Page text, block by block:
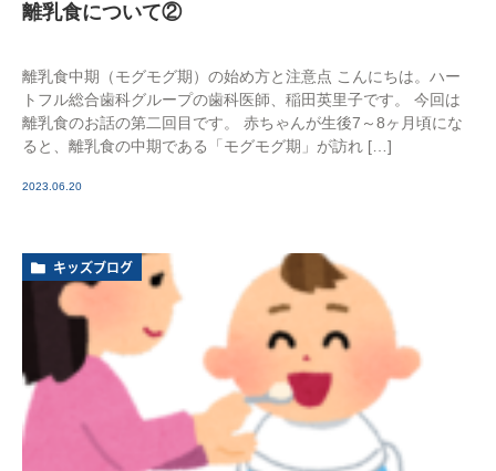
離乳食について②
離乳食中期（モグモグ期）の始め方と注意点 こんにちは。ハー
トフル総合歯科グループの歯科医師、稲田英里子です。 今回は
離乳食のお話の第二回目です。 赤ちゃんが生後7～8ヶ月頃にな
ると、離乳食の中期である「モグモグ期」が訪れ […]
2023.06.20
キッズブログ